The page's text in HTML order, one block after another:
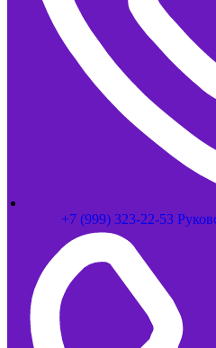
+7 (999) 323-22-53